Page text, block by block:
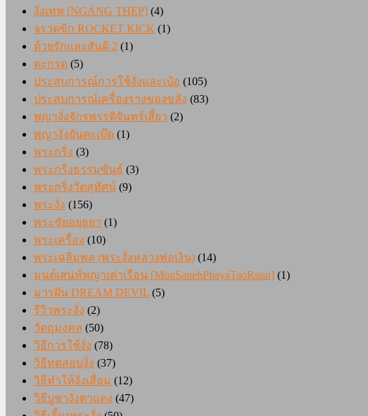
งั่งเทพ [NGANG THEP] (4)
จรวดขิก ROCKET KICK (1)
ด้วยรักและสันติ 2 (1)
ตะกรุด (5)
ประสบการณ์การใช้งั่งและเป๋อ (105)
ประสบการณ์เครื่องรางของขลัง (83)
พญางั่งจักรพรรดิจันทร์เสี้ยว (2)
พญางั่งยันตะเบ๊ด (1)
พระกริ่ง (3)
พระกริ่งธรรมขันธ์ (3)
พระกริ่งวัดสุทัศน์ (9)
พระงั่ง (156)
พระชัยอยุธยา (1)
พระเครื่อง (10)
พระเฉลิมพล (พระงั่งหลวงพ่อเงิน) (14)
มนต์เสน่ห์พญาเต่าเรือน [MonSanehPhayaTaoRuan] (1)
มารฝัน DREAM DEVIL (5)
รีวิวพระงั่ง (2)
วัตถุมงคล (50)
วิธีการใช้งั่ง (78)
วิธีทดสอบงั่ง (37)
วิธีทำให้งั่งเสื่อม (12)
วิธีบูชางั่งตาแดง (47)